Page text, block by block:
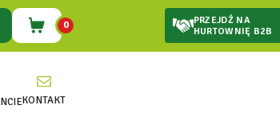
0
PRZEJDŹ NA
HURTOWNIĘ B2B
KONTAKT